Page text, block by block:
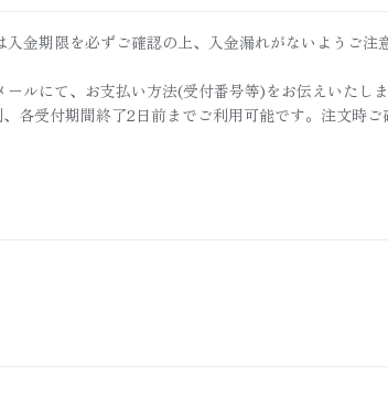
金期限を必ずご確認の上、入金漏れがないようご注
ルにて、お支払い方法(受付番号等)をお伝えいたしま
各受付期間終了2日前までご利用可能です。注文時ご